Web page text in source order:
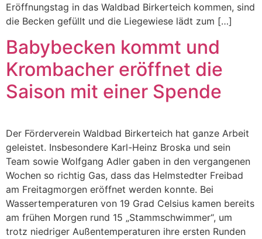
Eröffnungstag in das Waldbad Birkerteich kommen, sind
die Becken gefüllt und die Liegewiese lädt zum […]
Babybecken kommt und
Krombacher eröffnet die
Saison mit einer Spende
Der Förderverein Waldbad Birkerteich hat ganze Arbeit
geleistet. Insbesondere Karl-Heinz Broska und sein
Team sowie Wolfgang Adler gaben in den vergangenen
Wochen so richtig Gas, dass das Helmstedter Freibad
am Freitagmorgen eröffnet werden konnte. Bei
Wassertemperaturen von 19 Grad Celsius kamen bereits
am frühen Morgen rund 15 „Stammschwimmer“, um
trotz niedriger Außentemperaturen ihre ersten Runden